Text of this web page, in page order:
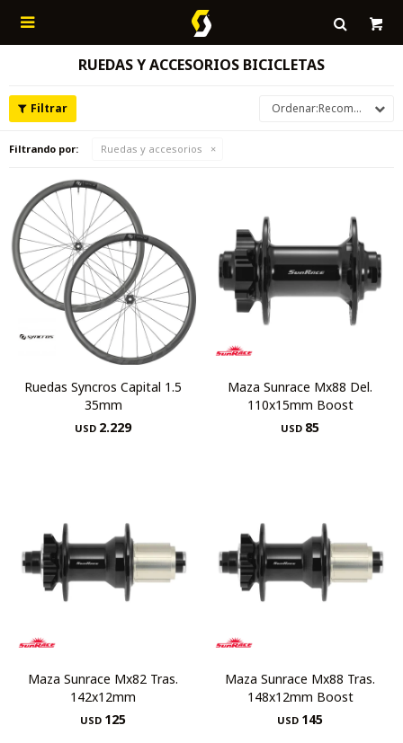

RUEDAS Y ACCESORIOS BICICLETAS
Recomendados
Filtrando por: Ruedas y accesorios
Ruedas Syncros Capital 1.5
35mm
USD 2.229
Maza Sunrace Mx88 Del.
110x15mm Boost
USD 85
Maza Sunrace Mx82 Tras.
142x12mm
USD 125
Maza Sunrace Mx88 Tras.
148x12mm Boost
USD 145